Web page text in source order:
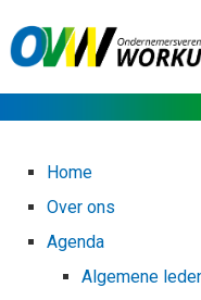
Home
Over ons
Agenda
Algemene